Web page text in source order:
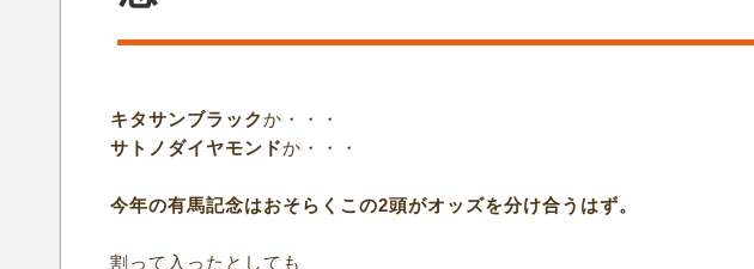
キタサンブラックか・・・
サトノダイヤモンドか・・・
今年の有馬記念はおそらくこの2頭がオッズを分け合うはず。
割って入ったとしても